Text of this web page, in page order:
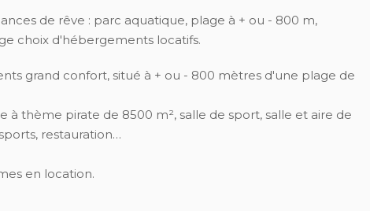
de rêve : parc aquatique, plage à + ou - 800 m,
choix d'hébergements locatifs.
grand confort, situé à + ou - 800 mètres d'une plage de
à thème pirate de 8500 m², salle de sport, salle et aire de
restauration…
en location.